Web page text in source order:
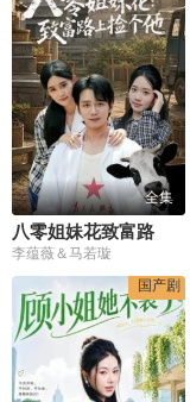
全集
李蕴薇＆马若璇
国产剧